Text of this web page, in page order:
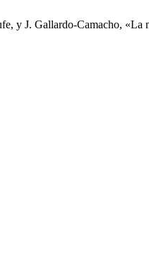
y J. Gallardo-Camacho, «La